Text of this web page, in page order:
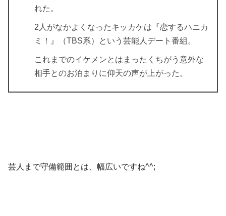
れた。
2人がなかよくなったキッカケは『恋するハニカ
ミ！』（TBS系）という芸能人デート番組。
これまでのイケメンとはまったくちがう意外な
相手とのお泊まりに仰天の声が上がった。
芸人まで守備範囲とは、幅広いですね^^;